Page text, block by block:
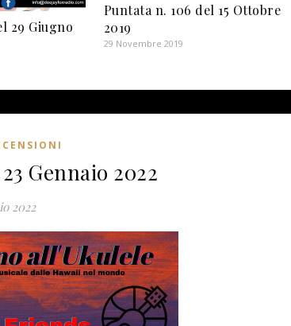
29 Giugno
Puntata n. 106 del 15 Ottobre
2019
29 Novembre 2019
Gennaio 2022
2022